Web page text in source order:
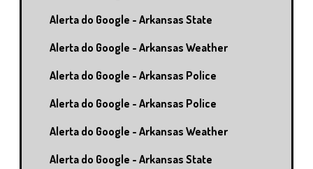
Alerta do Google - Arkansas State
Alerta do Google - Arkansas Weather
Alerta do Google - Arkansas Police
Alerta do Google - Arkansas Police
Alerta do Google - Arkansas Weather
Alerta do Google - Arkansas State